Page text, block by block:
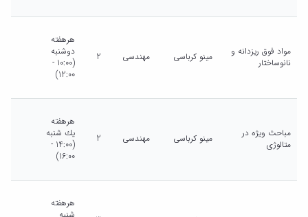
مواد فوق ریزدانه و
نانوساختار
مینو کرباسی مهندسی 2
هرهفته
دوشنبه
(10:00 -
12:00)
مباحث ویژه در
متالوژی
مینو کرباسی مهندسی 2
هرهفته
يك شنبه
(14:00 -
16:00)
هرهفته